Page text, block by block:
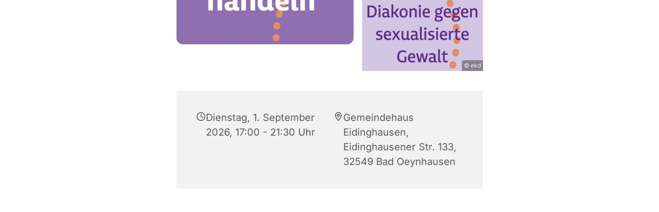
© ekd
Dienstag, 1. September
2026, 17:00 - 21:30 Uhr
Gemeindehaus
Eidinghausen,
Eidinghausener Str. 133,
32549 Bad Oeynhausen